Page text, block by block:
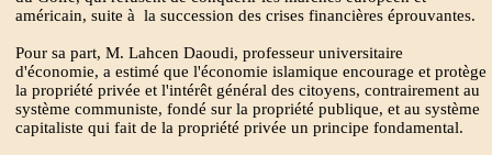
américain, suite à la succession des crises financières éprouvantes.
Pour sa part, M. Lahcen Daoudi, professeur universitaire
d'économie, a estimé que l'économie islamique encourage et protège
la propriété privée et l'intérêt général des citoyens, contrairement au
système communiste, fondé sur la propriété publique, et au système
capitaliste qui fait de la propriété privée un principe fondamental.